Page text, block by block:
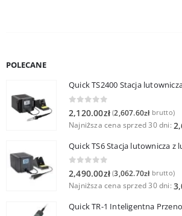
POLECANE
Quick TS2400 Stacja
2,120.00zł (2,607.60złbrutto)
Najniższa cena sprzed 30 dni:
0 out of 5
2,490.00zł (3,062.70złbrutto)
Najniższa cena sprzed 30 dni:
Quick TR-1 Inteligentna